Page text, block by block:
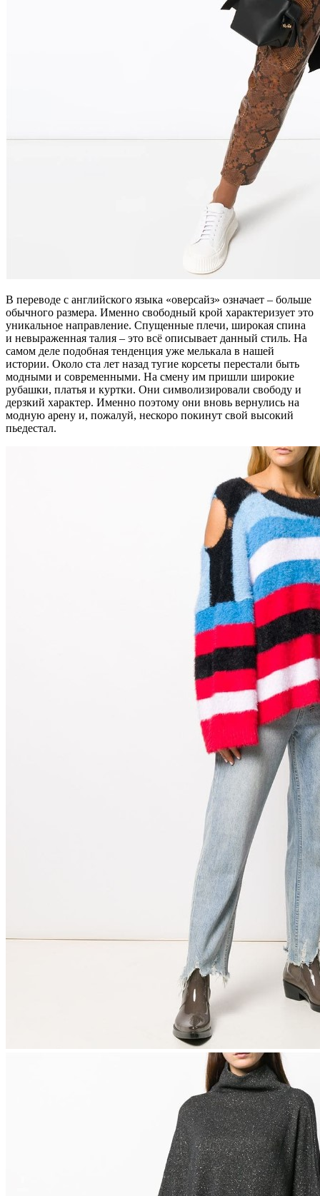
В переводе с английского языка «оверсайз» означает – больше
обычного размера. Именно свободный крой характеризует это
уникальное направление. Спущенные плечи, широкая спина
и невыраженная талия – это всё описывает данный стиль. На
самом деле подобная тенденция уже мелькала в нашей
истории. Около ста лет назад тугие корсеты перестали быть
модными и современными. На смену им пришли широкие
рубашки, платья и куртки. Они символизировали свободу и
дерзкий характер. Именно поэтому они вновь вернулись на
модную арену и, пожалуй, нескоро покинут свой высокий
пьедестал.